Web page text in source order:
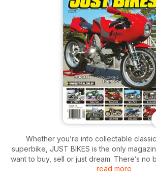
Whether you’re into collectable
superbike, JUST BIKES is the only magazine you need if you
want to buy, sell or just dream. There’s no
your next dream machine!
read more